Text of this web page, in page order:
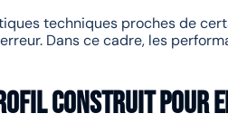
techniques proches de
Dans ce cadre, les
construit pour